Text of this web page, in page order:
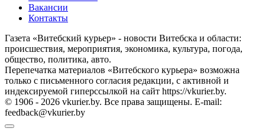
Вакансии
Контакты
Газета «Витебский курьер» - новости Витебска и области:
происшествия, мероприятия, экономика, культура, погода,
общество, политика, авто.
Перепечатка материалов «Витебского курьера» возможна
только с письменного согласия редакции, с активной и
индексируемой гиперссылкой на сайт https://vkurier.by.
© 1906 - 2026 vkurier.by. Все права защищены. E-mail:
feedback@vkurier.by